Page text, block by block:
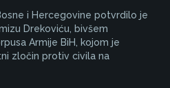
i Hercegovine potvrdilo je
Drekoviću, bivšem
Armije BiH, kojom je
zločin protiv civila na